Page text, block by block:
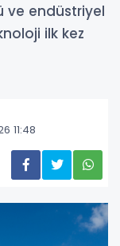
ve endüstriyel
ilk kez
11:48